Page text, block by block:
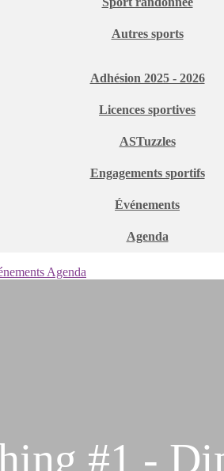
Autres sports
Adhésion 2025 - 2026
Licences sportives
ASTuzzles
Engagements sportifs
Événements
Agenda
Agenda
#1 -